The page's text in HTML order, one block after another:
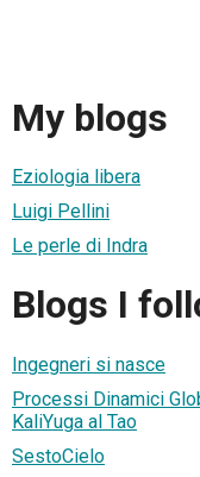
My blogs
Eziologia libera
Luigi Pellini
Le perle di Indra
Blogs I
Ingegneri si nasce
Processi Dinamici
KaliYuga al Tao
SestoCielo